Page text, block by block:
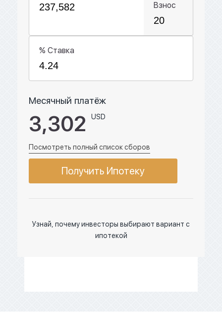
Взнос
% Ставка
Месячный платёж
3,302 USD
Посмотреть полный список сборов
Получить Ипотеку
Узнай, почему инвесторы выбирают вариант с
ипотекой